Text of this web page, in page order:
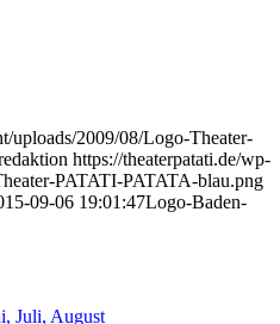
uploads/2009/08/Logo-Theater-
https://theaterpatati.de/wp-
PATATI-PATATA-blau.png
09-06 19:01:47Logo-Baden-
Juli, August